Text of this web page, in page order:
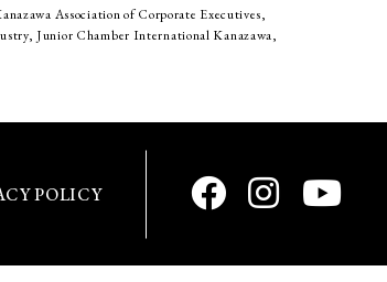
Association of Corporate Executives,
Junior Chamber International Kanazawa,
POLICY